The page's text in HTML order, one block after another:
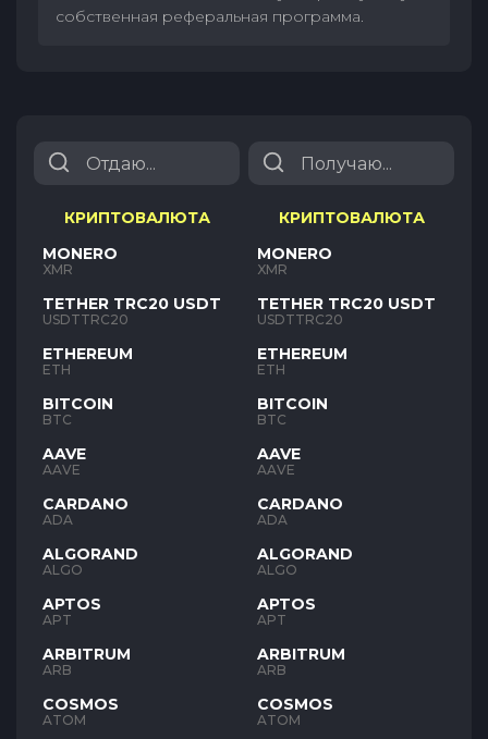
собственная реферальная программа.
КРИПТОВАЛЮТА
MONERO
XMR
TETHER TRC20 USDT
USDTTRC20
ETHEREUM
ETH
BITCOIN
BTC
AAVE
AAVE
CARDANO
ADA
ALGORAND
ALGO
APTOS
APT
ARBITRUM
ARB
COSMOS
ATOM
КРИПТОВАЛЮТА
MONERO
XMR
TETHER TRC20 USDT
USDTTRC20
ETHEREUM
ETH
BITCOIN
BTC
AAVE
AAVE
CARDANO
ADA
ALGORAND
ALGO
APTOS
APT
ARBITRUM
ARB
COSMOS
ATOM